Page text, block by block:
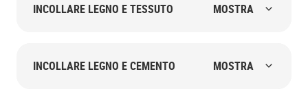
INCOLLARE LEGNO E TESSUTO MOSTRA
INCOLLARE LEGNO E CEMENTO MOSTRA